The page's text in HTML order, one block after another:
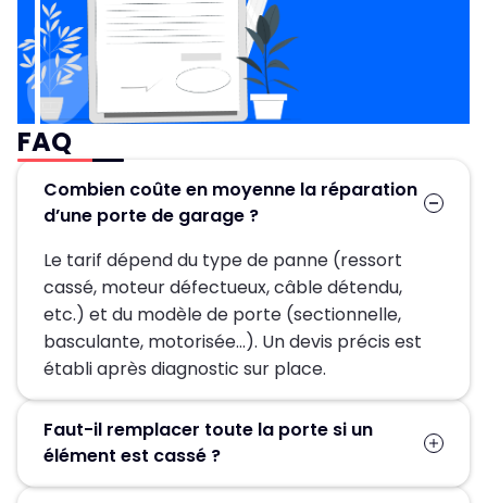
FAQ
Combien coûte en moyenne la réparation
d’une porte de garage ?
Le tarif dépend du type de panne (ressort
cassé, moteur défectueux, câble détendu,
etc.) et du modèle de porte (sectionnelle,
basculante, motorisée…). Un devis précis est
établi après diagnostic sur place.
Faut-il remplacer toute la porte si un
élément est cassé ?